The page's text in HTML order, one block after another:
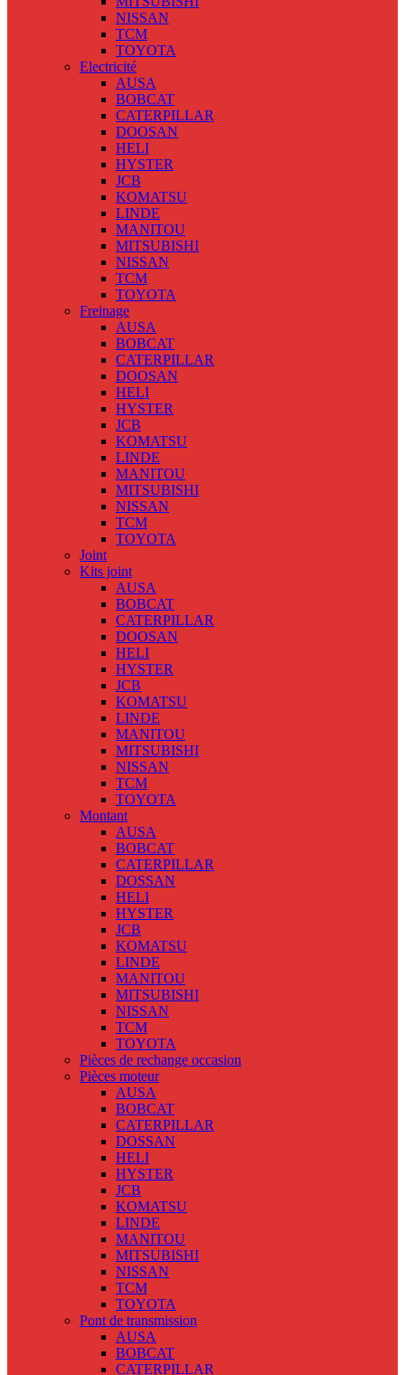
NISSAN
TCM
TOYOTA
Electricité
AUSA
BOBCAT
CATERPILLAR
DOOSAN
HELI
HYSTER
JCB
KOMATSU
LINDE
MANITOU
MITSUBISHI
NISSAN
TCM
TOYOTA
Freinage
AUSA
BOBCAT
CATERPILLAR
DOOSAN
HELI
HYSTER
JCB
KOMATSU
LINDE
MANITOU
MITSUBISHI
NISSAN
TCM
TOYOTA
Joint
Kits joint
AUSA
BOBCAT
CATERPILLAR
DOOSAN
HELI
HYSTER
JCB
KOMATSU
LINDE
MANITOU
MITSUBISHI
NISSAN
TCM
TOYOTA
Montant
AUSA
BOBCAT
CATERPILLAR
DOSSAN
HELI
HYSTER
JCB
KOMATSU
LINDE
MANITOU
MITSUBISHI
NISSAN
TCM
TOYOTA
Pièces de rechange occasion
Pièces moteur
AUSA
BOBCAT
CATERPILLAR
DOSSAN
HELI
HYSTER
JCB
KOMATSU
LINDE
MANITOU
MITSUBISHI
NISSAN
TCM
TOYOTA
Pont de transmission
AUSA
BOBCAT
CATERPILLAR